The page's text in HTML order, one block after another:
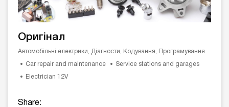
Оригінал
Автомобільні електрики, Діагности, Кодування, Програмування
Car repair and maintenance Service stations and garages
Electrician 12V
Share: